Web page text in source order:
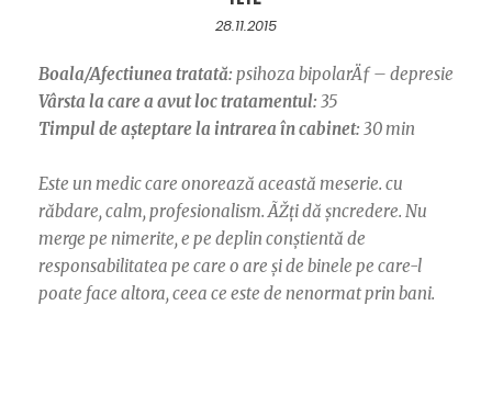
28.11.2015
Boala/Afectiunea tratată: psihoza bipolarÄƒ – depresie
Vârsta la care a avut loc tratamentul: 35
Timpul de așteptare la intrarea în cabinet: 30 min
Este un medic care onorează această meserie. cu
răbdare, calm, profesionalism. ÃŽți dă șncredere. Nu
merge pe nimerite, e pe deplin conștientă de
responsabilitatea pe care o are și de binele pe care-l
poate face altora, ceea ce este de nenormat prin bani.